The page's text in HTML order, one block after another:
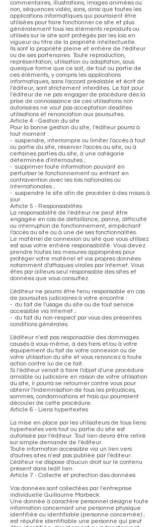
commentaires, illustrations, images animées ou
non, séquences vidéo, sons, ainsi que toutes les
applications informatiques qui pourraient être
utilisées pour faire fonctionner ce site et plus
généralement tous les éléments reproduits ou
utilisés sur le site sont protégés par les lois en
vigueur au titre de la propriété intellectuelle.
Ils sont la propriété pleine et entière de l'éditeur
ou de ses partenaires. Toute reproduction,
représentation, utilisation ou adaptation, sous
quelque forme que ce soit, de tout ou partie de
ces éléments, y compris les applications
informatiques, sans l'accord préalable et écrit de
l'éditeur, sont strictement interdites. Le fait pour
l'éditeur de ne pas engager de procédure dès la
prise de connaissance de ces utilisations non
autorisées ne vaut pas acceptation desdites
utilisations et renonciation aux poursuites.
Article 4 - Gestion du site
Pour la bonne gestion du site, l'éditeur pourra à
tout moment :
- suspendre, interrompre ou limiter l'accès à tout
ou partie du site, réserver l'accès au site, ou à
certaines parties du site, à une catégorie
déterminée d'internautes ;
- supprimer toute information pouvant en
perturber le fonctionnement ou entrant en
contravention avec les lois nationales ou
internationales ;
- suspendre le site afin de procéder à des mises à
jour.
Article 5 - Responsabilités
La responsabilité de l'éditeur ne peut être
engagée en cas de défaillance, panne, difficulté
ou interruption de fonctionnement, empêchant
l'accès au site ou à une de ses fonctionnalités.
Le matériel de connexion au site que vous utilisez
est sous votre entière responsabilité. Vous devez
prendre toutes les mesures appropriées pour
protéger votre matériel et vos propres données
notamment d'attaques virales par Internet. Vous
êtes par ailleurs seul responsable des sites et
données que vous consultez.
L'éditeur ne pourra être tenu responsable en cas
de poursuites judiciaires à votre encontre :
- du fait de l'usage du site ou de tout service
accessible via Internet ;
- du fait du non-respect par vous des présentes
conditions générales.
L'éditeur n'est pas responsable des dommages
causés à vous-même, à des tiers et/ou à votre
équipement du fait de votre connexion ou de
votre utilisation du site et vous renoncez à toute
action contre lui de ce fait.
Si l'éditeur venait à faire l'objet d'une procédure
amiable ou judiciaire en raison de votre utilisation
du site, il pourra se retourner contre vous pour
obtenir l'indemnisation de tous les préjudices,
sommes, condamnations et frais qui pourraient
découler de cette procédure.
Article 6 - Liens hypertextes
La mise en place par les utilisateurs de tous liens
hypertextes vers tout ou partie du site est
autorisée par l'éditeur. Tout lien devra être retiré
sur simple demande de l'éditeur.
Toute information accessible via un lien vers
d'autres sites n'est pas publiée par l'éditeur.
L'éditeur ne dispose d'aucun droit sur le contenu
présent dans ledit lien.
Article 7 - Collecte et protection des données
Vos données sont collectées par l'entreprise
individuelle Guillaume Marbeck.
Une donnée à caractère personnel désigne toute
information concernant une personne physique
identifiée ou identifiable (personne concernée) ;
est réputée identifiable une personne qui peut